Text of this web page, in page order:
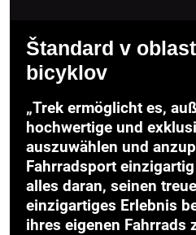
Štandard v
bicyklov
„Trek ermöglicht es,
hochwertige und
auszuwählen und
Fahrradsport
alles daran, seinen
einzigartiges Erlebnis
ihres eigenen Fahrrads